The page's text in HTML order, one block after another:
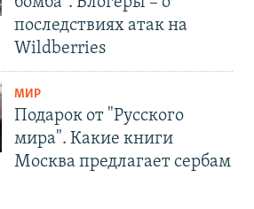
последствиях атак на
Wildberries
МИР
Подарок от "Русского
мира". Какие книги
Москва предлагает сербам